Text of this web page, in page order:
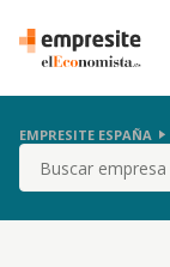
EMPRESITE ESPAÑA
Buscar